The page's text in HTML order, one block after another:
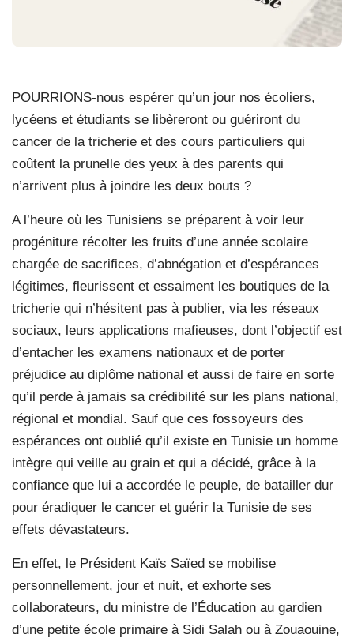
POURRIONS-nous espérer qu’un jour nos écoliers,
lycéens et étudiants se libèreront ou guériront du
cancer de la tricherie et des cours particuliers qui
coûtent la prunelle des yeux à des parents qui
n’arrivent plus à joindre les deux bouts ?
A l’heure où les Tunisiens se préparent à voir leur
progéniture récolter les fruits d’une année scolaire
chargée de sacrifices, d’abnégation et d’espérances
légitimes, fleurissent et essaiment les boutiques de la
tricherie qui n’hésitent pas à publier, via les réseaux
sociaux, leurs applications mafieuses, dont l’objectif est
d’entacher les examens nationaux et de porter
préjudice au diplôme national et aussi de faire en sorte
qu’il perde à jamais sa crédibilité sur les plans national,
régional et mondial. Sauf que ces fossoyeurs des
espérances ont oublié qu’il existe en Tunisie un homme
intègre qui veille au grain et qui a décidé, grâce à la
confiance que lui a accordée le peuple, de batailler dur
pour éradiquer le cancer et guérir la Tunisie de ses
effets dévastateurs.
En effet, le Président Kaïs Saïed se mobilise
personnellement, jour et nuit, et exhorte ses
collaborateurs, du ministre de l’Éducation au gardien
d’une petite école primaire à Sidi Salah ou à Zouaouine,